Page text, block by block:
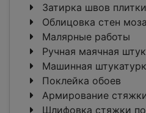
Затирка швов плитки
Облицовка стен
Малярные работы
Ручная маячная
Машинная
Поклейка обоев
Армирование
Шлифовка стяжки